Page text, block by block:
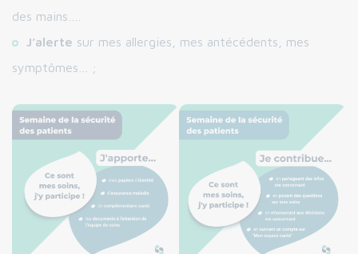
des mains….
J’alerte sur mes allergies, mes antécédents, mes
symptômes… ;